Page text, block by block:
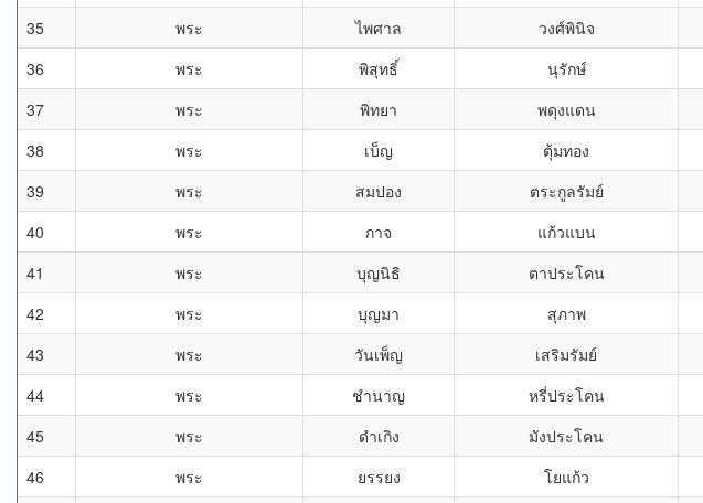
35
พระ ไพศาล วงศ์พินิจ
36
พระ พิสุทธิ์ นุรักษ์
37
พระ พิทยา พดุงแดน
38
พระ เบ็ญ ตุ้มทอง
39
พระ สมปอง ตระกูลรัมย์
40
พระ กาจ แก้วแบน
41
พระ บุญนิธิ ตาประโคน
42
พระ บุญมา สุภาพ
43
พระ วันเพ็ญ เสริมรัมย์
44
พระ ชำนาญ หรี่ประโคน
45
พระ ดำเกิง มังประโคน
46
พระ ยรรยง โยแก้ว